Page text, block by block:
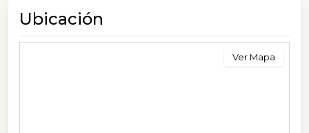
Ubicación
Ver Mapa